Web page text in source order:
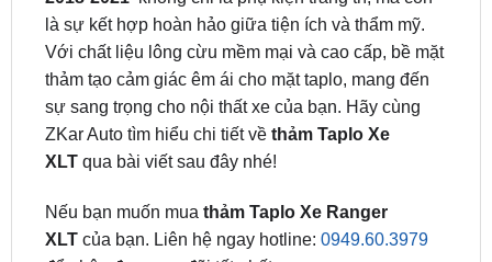
thảm tạo cảm giác êm ái cho mặt taplo, mang đến
sự sang trọng cho nội thất xe của bạn. Hãy cùng
ZKar Auto tìm hiểu chi tiết về thảm Taplo Xe
XLTqua bài viết sau đây nhé!
Nếu bạn muốn muathảm Taplo Xe Ranger
để nhận được ưu đãi tốt nhất.